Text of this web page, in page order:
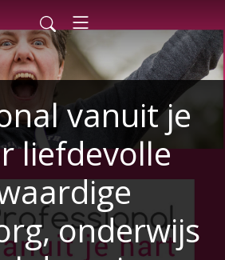
vanuit je
liefdevolle
onderwijs